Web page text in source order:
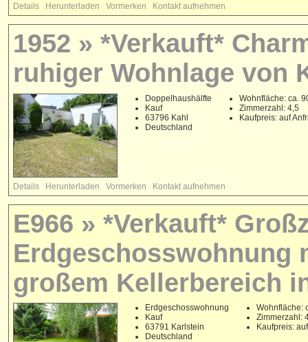
Details Herunterladen Vormerken Kontakt aufnehmen
1952 » *Verkauft*
ruhiger Wohnlage von
Doppelhaushälfte
Kauf
63796 Kahl
Deutschland
Wohnfläche: ca.
Zimmerzahl: 4,5
Kaufpreis: auf
Details Herunterladen Vormerken Kontakt aufnehmen
E966 » *Verkauft*
Erdgeschosswohnung
großem Kellerbereich
Erdgeschosswohnung
Kauf
63791 Karlstein
Deutschland
Wohnfläche:
Zimmerzahl:
Kaufpreis: